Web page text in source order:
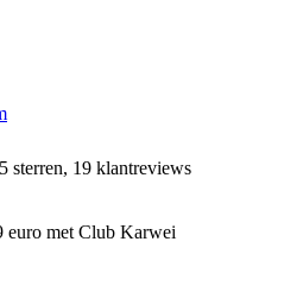
sterren, 19 klantreviews
euro met Club Karwei